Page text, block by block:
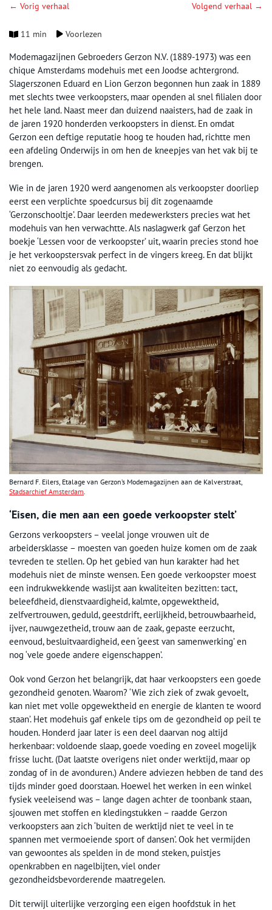
← Vorig verhaal Volgend verhaal →
11 min Voorlezen
Modemagazijnen Gebroeders Gerzon N.V. (1889-1973) was een
chique Amsterdams modehuis met een Joodse achtergrond.
Slagerszonen Eduard en Lion Gerzon begonnen hun zaak in 1889
met slechts twee verkoopsters, maar openden al snel filialen door
het hele land. Naast meer dan duizend naaisters, had de zaak in
de jaren 1920 honderden verkoopsters in dienst. En omdat
Gerzon een deftige reputatie hoog te houden had, richtte men
een afdeling Onderwijs in om hen de kneepjes van het vak bij te
brengen.
Wie in de jaren 1920 werd aangenomen als verkoopster doorliep
eerst een verplichte spoedcursus bij dit zogenaamde
‘Gerzonschooltje’. Daar leerden medewerksters precies wat het
modehuis van hen verwachtte. Als naslagwerk gaf Gerzon het
boekje ‘Lessen voor de verkoopster’ uit, waarin precies stond hoe
je het verkoopstersvak perfect in de vingers kreeg. En dat blijkt
niet zo eenvoudig als gedacht.
Bernard F. Eilers, Etalage van Gerzon’s Modemagazijnen aan de Kalverstraat,
Stadsarchief Amsterdam
‘Eisen, die men aan een goede verkoopster stelt’
Gerzons verkoopsters – veelal jonge vrouwen uit de
arbeidersklasse – moesten van goeden huize komen om de zaak
tevreden te stellen. Op het gebied van hun karakter had het
modehuis niet de minste wensen. Een goede verkoopster moest
een indrukwekkende waslijst aan kwaliteiten bezitten: tact,
beleefdheid, dienstvaardigheid, kalmte, opgewektheid,
zelfvertrouwen, geduld, geestdrift, eerlijkheid, betrouwbaarheid,
ijver, nauwgezetheid, trouw aan de zaak, gepaste eerzucht,
eenvoud, besluitvaardigheid, een ‘geest van samenwerking’ en
nog ‘vele goede andere eigenschappen’.
Ook vond Gerzon het belangrijk, dat haar verkoopsters een goede
gezondheid genoten. Waarom? ‘Wie zich ziek of zwak gevoelt,
kan niet met volle opgewektheid en energie de klanten te woord
staan’. Het modehuis gaf enkele tips om de gezondheid op peil te
houden. Honderd jaar later is een deel daarvan nog altijd
herkenbaar: voldoende slaap, goede voeding en zoveel mogelijk
frisse lucht. (Dat laatste overigens niet onder werktijd, maar op
zondag of in de avonduren.) Andere adviezen hebben de tand des
tijds minder goed doorstaan. Hoewel het werken in een winkel
fysiek veeleisend was – lange dagen achter de toonbank staan,
sjouwen met stoffen en kledingstukken – raadde Gerzon
verkoopsters aan zich ‘buiten de werktijd niet te veel in te
spannen met vermoeiende sport of dansen’. Ook het vermijden
van gewoontes als spelden in de mond steken, puistjes
openkrabben en nagelbijten, viel onder
gezondheidsbevorderende maatregelen.
Dit terwijl uiterlijke verzorging een eigen hoofdstuk in het